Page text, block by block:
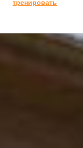
тренировать